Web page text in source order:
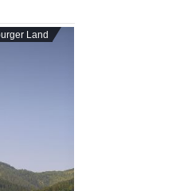
Land